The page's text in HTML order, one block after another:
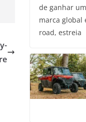
de ganhar
marca global
road, estreia